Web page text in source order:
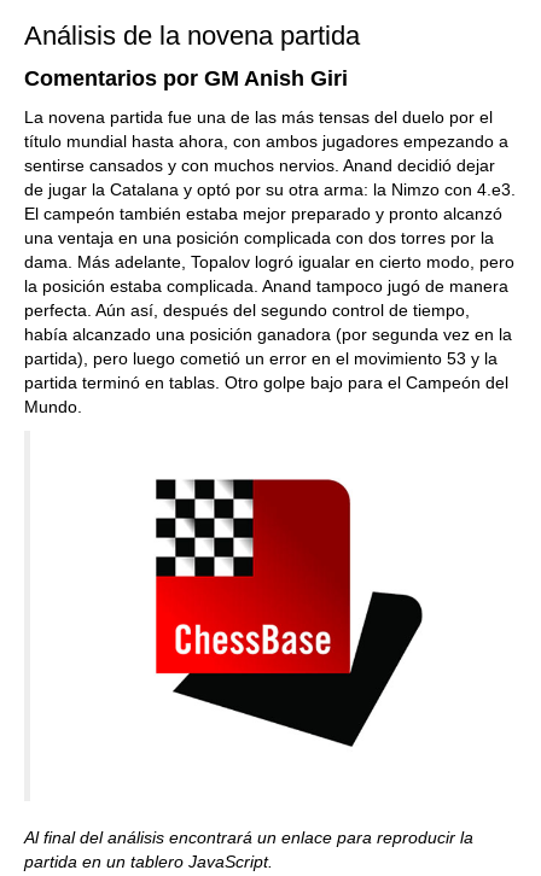
Análisis de la novena partida
Comentarios por GM Anish Giri
La novena partida fue una de las más tensas del duelo por el
título mundial hasta ahora, con ambos jugadores empezando a
sentirse cansados y con muchos nervios. Anand decidió dejar
de jugar la Catalana y optó por su otra arma: la Nimzo con 4.e3.
El campeón también estaba mejor preparado y pronto alcanzó
una ventaja en una posición complicada con dos torres por la
dama. Más adelante, Topalov logró igualar en cierto modo, pero
la posición estaba complicada. Anand tampoco jugó de manera
perfecta. Aún así, después del segundo control de tiempo,
había alcanzado una posición ganadora (por segunda vez en la
partida), pero luego cometió un error en el movimiento 53 y la
partida terminó en tablas. Otro golpe bajo para el Campeón del
Mundo.
Al final del análisis encontrará un enlace para reproducir la
partida en un tablero JavaScript.